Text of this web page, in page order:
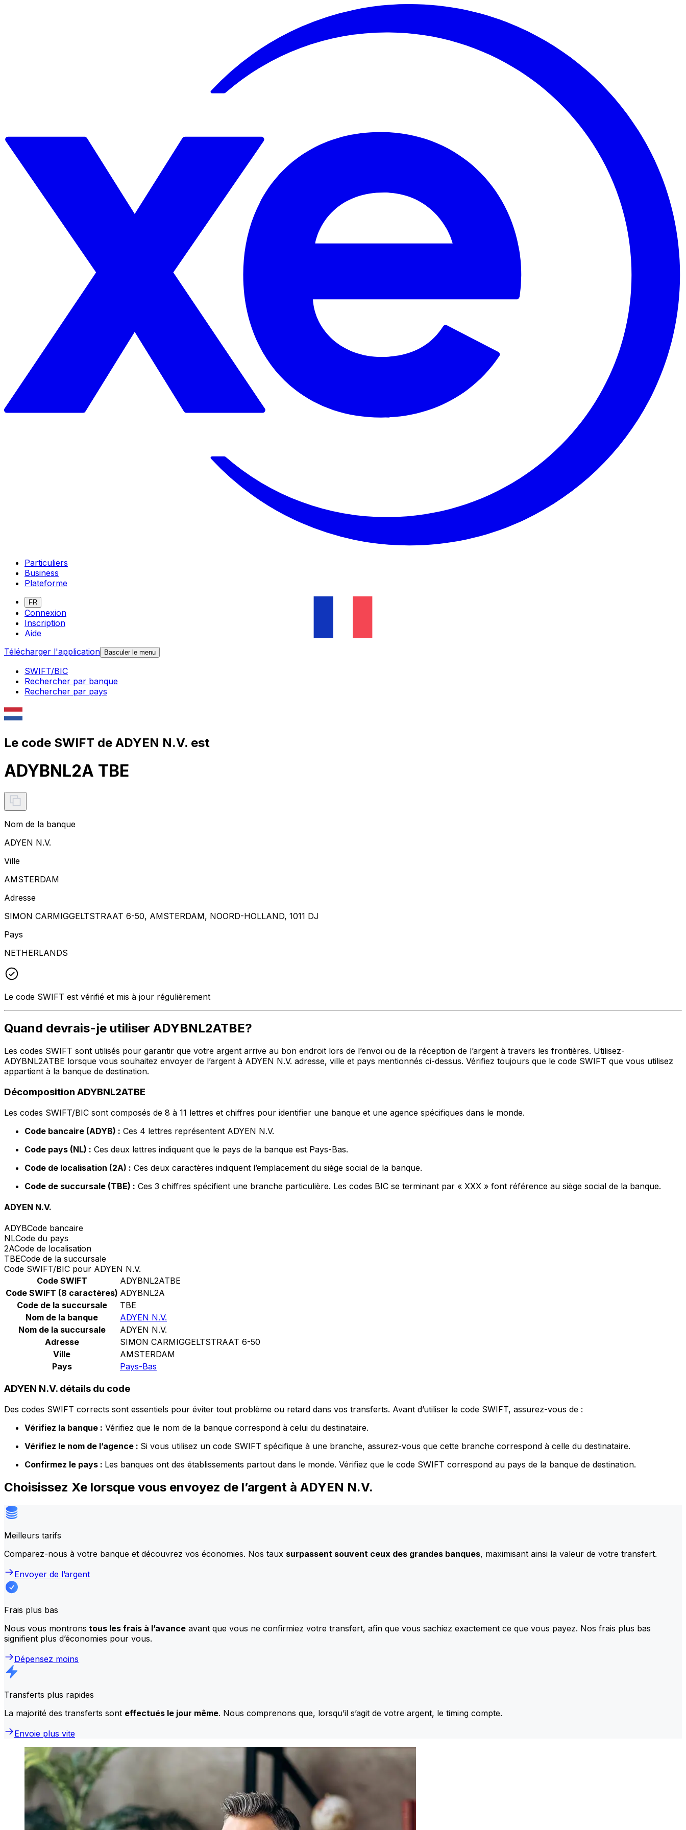
Particuliers
Business
Plateforme
FR
Connexion
Inscription
Aide
Télécharger l'application Basculer le menu
SWIFT/BIC
Rechercher par banque
Rechercher par pays
Le code SWIFT de ADYEN N.V. est
ADYBNL2A TBE
Nom de la banque
ADYEN N.V.
Ville
AMSTERDAM
Adresse
SIMON CARMIGGELTSTRAAT 6-50, AMSTERDAM, NOORD-HOLLAND, 1011 DJ
Pays
NETHERLANDS
Le code SWIFT est vérifié et mis à jour régulièrement
Quand devrais-je utiliser ADYBNL2ATBE?
Les codes SWIFT sont utilisés pour garantir que votre argent arrive au bon endroit lors de l’envoi ou de la réception de l’argent à travers les frontières. Utilisez-
ADYBNL2ATBE lorsque vous souhaitez envoyer de l’argent à ADYEN N.V. adresse, ville et pays mentionnés ci-dessus. Vérifiez toujours que le code SWIFT que vous utilisez
appartient à la banque de destination.
Décomposition ADYBNL2ATBE
Les codes SWIFT/BIC sont composés de 8 à 11 lettres et chiffres pour identifier une banque et une agence spécifiques dans le monde.
Code bancaire (ADYB) : Ces 4 lettres représentent ADYEN N.V.
Code pays (NL) : Ces deux lettres indiquent que le pays de la banque est Pays-Bas.
Code de localisation (2A) : Ces deux caractères indiquent l’emplacement du siège social de la banque.
Code de succursale (TBE) : Ces 3 chiffres spécifient une branche particulière. Les codes BIC se terminant par « XXX » font référence au siège social de la banque.
ADYEN N.V.
ADYBCode bancaire
NLCode du pays
2ACode de localisation
TBECode de la succursale
Code SWIFT/BIC pour ADYEN N.V.
Code SWIFT
ADYBNL2ATBE
Code SWIFT (8 caractères) ADYBNL2A
Code de la succursale
TBE
Nom de la banque
ADYEN N.V.
Nom de la succursale
ADYEN N.V.
Adresse
SIMON CARMIGGELTSTRAAT 6-50
Ville
AMSTERDAM
Pays
Pays-Bas
ADYEN N.V. détails du code
Des codes SWIFT corrects sont essentiels pour éviter tout problème ou retard dans vos transferts. Avant d’utiliser le code SWIFT, assurez-vous de :
Vérifiez la banque : Vérifiez que le nom de la banque correspond à celui du destinataire.
Vérifiez le nom de l’agence : Si vous utilisez un code SWIFT spécifique à une branche, assurez-vous que cette branche correspond à celle du destinataire.
Confirmez le pays : Les banques ont des établissements partout dans le monde. Vérifiez que le code SWIFT correspond au pays de la banque de destination.
Choisissez Xe lorsque vous envoyez de l’argent à ADYEN N.V.
Meilleurs tarifs
Comparez-nous à votre banque et découvrez vos économies. Nos taux surpassent souvent ceux des grandes banques, maximisant ainsi la valeur de votre transfert.
Envoyer de l’argent
Frais plus bas
Nous vous montrons tous les frais à l’avance avant que vous ne confirmiez votre transfert, afin que vous sachiez exactement ce que vous payez. Nos frais plus bas
signifient plus d’économies pour vous.
Dépensez moins
Transferts plus rapides
La majorité des transferts sont effectués le jour même. Nous comprenons que, lorsqu’il s’agit de votre argent, le timing compte.
Envoie plus vite